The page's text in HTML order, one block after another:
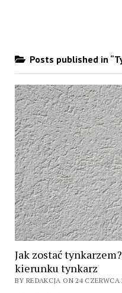
Posts published in
Jak zostać
kierunku tynkarz
BY REDAKCJA ON 24 CZERWCA